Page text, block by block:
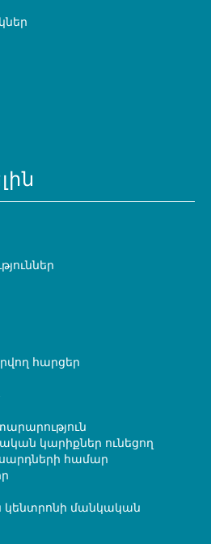
հարցեր
կարիքներ ունեցող
համար
կենտրոնի մանկական